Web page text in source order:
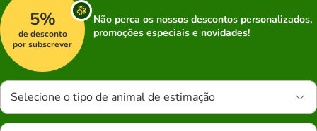
5%
de desconto
por subscrever
Não perca os nossos descontos personalizados,
promoções especiais e novidades!
Selecione o tipo de animal de estimação